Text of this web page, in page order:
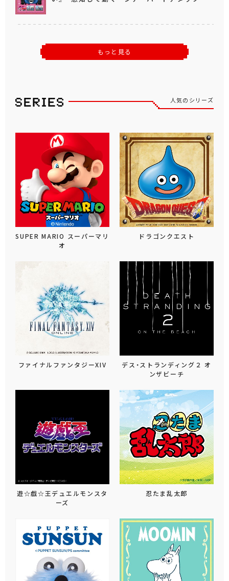
もっと見る
人気のシリーズ
SUPER MARIO スーパーマリ
オ
ドラゴンクエスト
ファイナルファンタジーXIV
デス・ストランディング２ オ
ンザビーチ
遊☆戯☆王デュエルモンスタ
ーズ
忍たま乱太郎